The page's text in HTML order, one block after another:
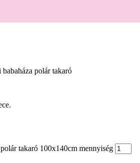
polár takaró
takaró 100x140cm mennyiség